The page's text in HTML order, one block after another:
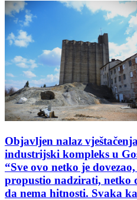
Objavljen nalaz
industrijski kompleks u
“Sve ovo netko je
propustio nadzirati, netko
da nema hitnosti. Svaka